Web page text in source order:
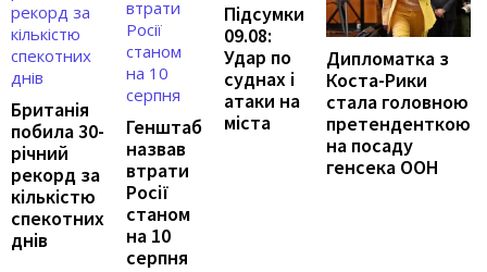
Британія
побила 30-
річний
рекорд за
кількістю
спекотних
днів
Генштаб
назвав
втрати
Росії
станом
на 10
серпня
Підсумки
09.08:
Удар по
суднах і
атаки на
міста
Дипломатка з
Коста-Рики
стала головною
претенденткою
на посаду
генсека ООН